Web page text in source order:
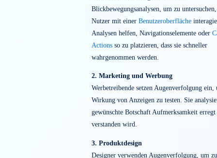
Blickpfade (Gaze Plots):
wie der Blick eines Nutzers
Benutzeroberflächegeführt
Einsatzgebiete von
Tracking
1. UX- und Usability-Forschung
In der UX-Forschung nutzen Teams
Blickbewegungsanalysen, um zu
Nutzer mit einer
Analysen helfen,